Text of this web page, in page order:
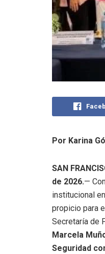
Por Karina
SAN
de 2026.—
institucional
propicio para
Secretaría de
Marcela
Seguridad